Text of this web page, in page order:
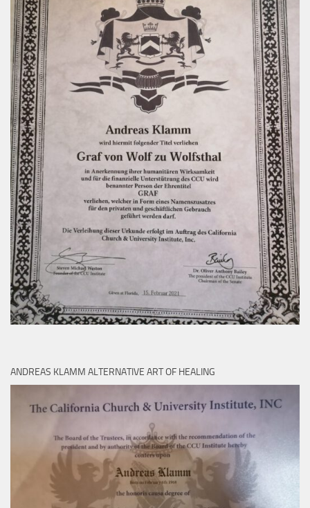
ANDREAS KLAMM ALTERNATIVE ART OF HEALING